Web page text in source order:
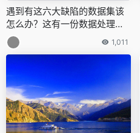
遇到有这六大缺陷的数据集该
怎么办？这有一份数据处理急
救包
1,011